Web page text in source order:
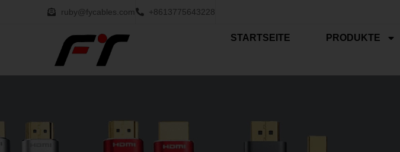
ruby@fycables.com +8613775643228
STARTSEITE PRODUKTE